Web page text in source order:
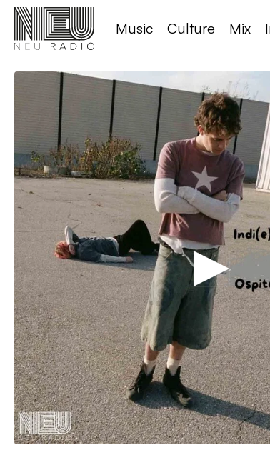
Music Culture Mix